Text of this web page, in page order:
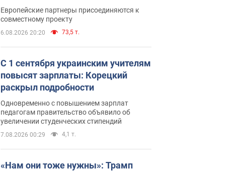
поддержке аграриев. Видео
Европейские партнеры присоединяются к
совместному проекту
6.08.2026 20:20 73,5 т.
С 1 сентября украинским учителям
повысят зарплаты: Корецкий
раскрыл подробности
Одновременно с повышением зарплат
педагогам правительство объявило об
увеличении студенческих стипендий
7.08.2026 00:29 4,1 т.
«Нам они тоже нужны»: Трамп